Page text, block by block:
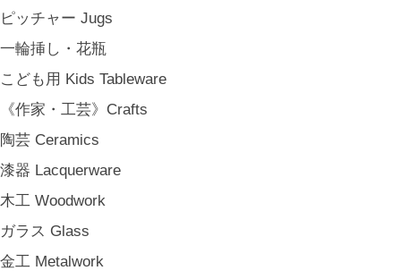
ピッチャー Jugs
一輪挿し・花瓶
こども用 Kids Tableware
《作家・工芸》Crafts
陶芸 Ceramics
漆器 Lacquerware
木工 Woodwork
ガラス Glass
金工 Metalwork
《雑貨》Living goods
インテリア Interior
アンティークのもの Vintage & Antiques